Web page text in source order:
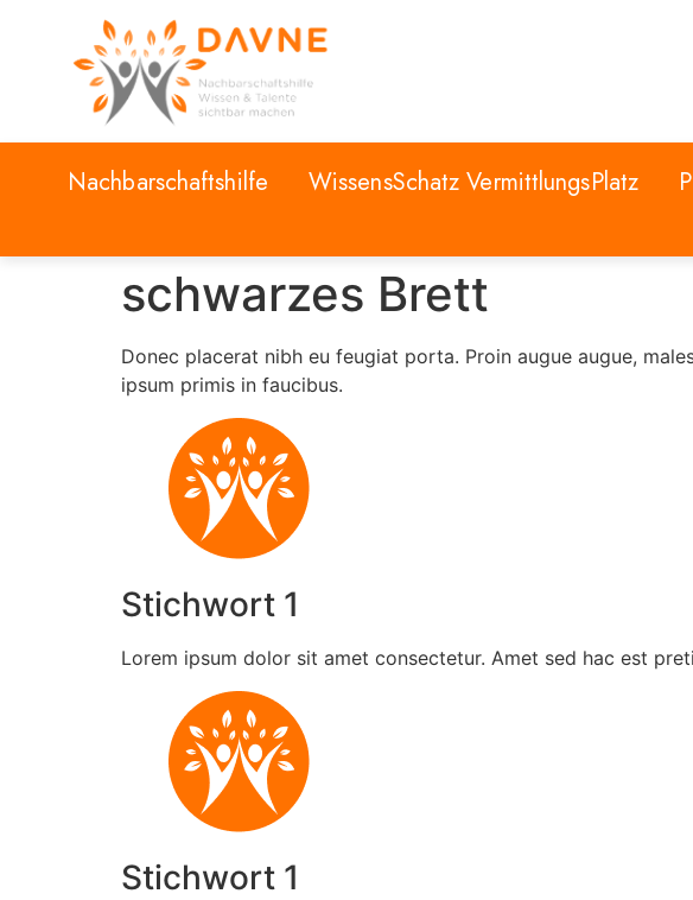
Nachbarschaftshilfe WissensSchatz VermittlungsPlatz
schwarzes Brett
Donec placerat nibh eu feugiat porta. Proin augue augue,
ipsum primis in faucibus.
Stichwort 1
Lorem ipsum dolor sit amet consectetur. Amet sed hac est
Stichwort 1